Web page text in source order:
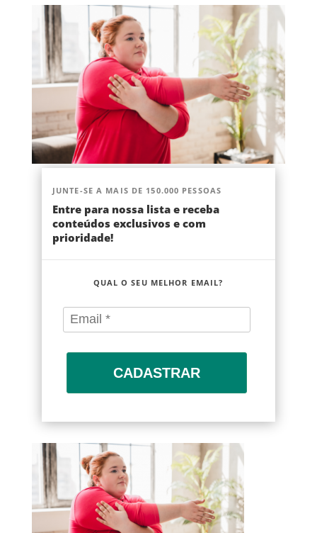
JUNTE-SE A MAIS DE 150.000 PESSOAS
Entre para nossa lista e receba
conteúdos exclusivos e com
prioridade!
QUAL O SEU MELHOR EMAIL?
CADASTRAR